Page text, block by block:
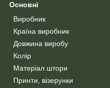
Основні
Виробник
Країна виробник
Довжина виробу
Колір
Матеріал штори
Принти, візерунки